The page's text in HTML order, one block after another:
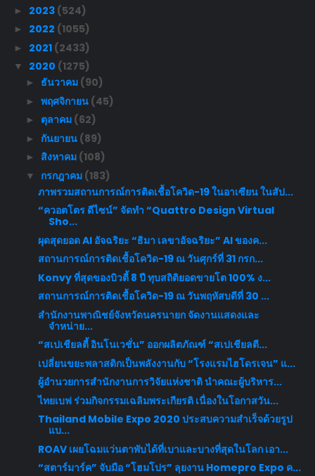
► 2023 (524)
► 2022 (1055)
► 2021 (2433)
▼ 2020 (1275)
► ธันวาคม (90)
► พฤศจิกายน (45)
► ตุลาคม (62)
► กันยายน (89)
► สิงหาคม (108)
▼ กรกฎาคม (183)
ภาพรวมสถานการณ์การติดเชื้อโควิด-19 ในอาเซียน ในสัป...
“ควอตโตร ดีไซน์” จัดทำ “Quattro Design Virtual
Sho...
ผุดสุดยอด AI อัจฉริยะ “ธิมา เลขาอัจฉริยะ” AI ของค...
สถานการณ์การติดเชื้อโควิด-19 ณ วันศุกร์ที่ 31 กรก...
Konvy ที่สุดของบิวตี้ 8 ปี ทุบสถิติยอดขายโต 100% ง...
สถานการณ์การติดเชื้อโควิด-19 ณ วันพฤหัสบดีที่ 30 ...
สำนักงานพาณิชย์จังหวัดนครนายก จัดงานแสดงและ
จำหน่าย...
“สเปเชียลตี้ อินโนเวชั่น” ออกผลิตภัณฑ์ “สเปเชียลตี...
เปลี่ยนขยะพลาสติกเป็นพลังงานกับ “โรงแรมไฮโดรเจน” แ...
ผู้อำนวยการสำนักงานการวิจัยแห่งชาติ นำคณะผู้บริหาร...
ไทยเบฟ ร่วมกิจกรรมเฉลิมพระเกียรติ เนื่องในโอกาสวัน...
Thailand Mobile Expo 2020 ประสบความสำเร็จด้วยรูป
แบ...
ROAV เผยโฉมแว่นตาพับได้ที่เบาและบางที่สุดในโลก เอา...
“สตาร์มาร์ค” จับมือ “โฮมโปร” ลุยงาน Homepro Expo ค...